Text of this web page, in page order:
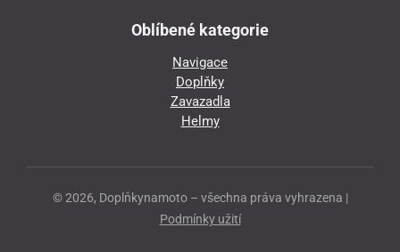
Oblíbené kategorie
Navigace
Doplňky
Zavazadla
Helmy
© 2026, Doplňkynamoto – všechna práva vyhrazena |
Podmínky užití